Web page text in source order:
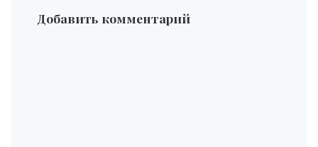
Добавить комментарий